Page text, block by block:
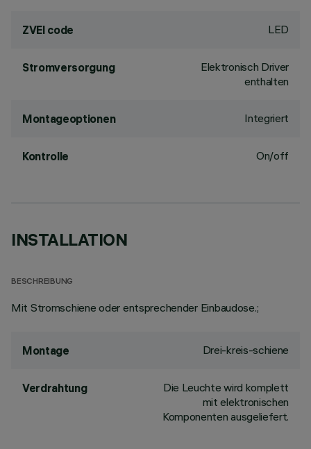
ZVEI code LED
Stromversorgung
Elektronisch Driver
enthalten
Montageoptionen Integriert
Kontrolle On/off
INSTALLATION
BESCHREIBUNG
Mit Stromschiene oder entsprechender Einbaudose.;
Montage Drei-kreis-schiene
Verdrahtung
Die Leuchte wird komplett
mit elektronischen
Komponenten ausgeliefert.